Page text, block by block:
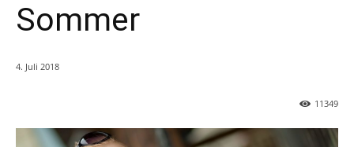
Sommer
4. Juli 2018
11349